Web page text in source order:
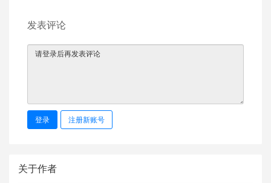
发表评论
登录 注册新账号
关于作者